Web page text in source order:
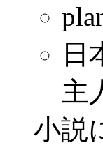
日
主
小説